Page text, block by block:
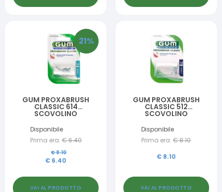
21%
GUM PROXABRUSH
CLASSIC 614
SCOVOLINO
Disponibile
Prima era: €6.40
€8.10
€ 6.40
VAI AL PRODOTTO
GUM PROXABRUSH
CLASSIC 512
SCOVOLINO
Disponibile
Prima era: €8.10
€ 8.10
VAI AL PRODOTTO